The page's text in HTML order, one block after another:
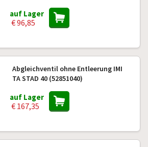
auf Lager
€ 96,85
Abgleichventil ohne Entleerung IMI
TA STAD 40 (52851040)
auf Lager
€ 167,35